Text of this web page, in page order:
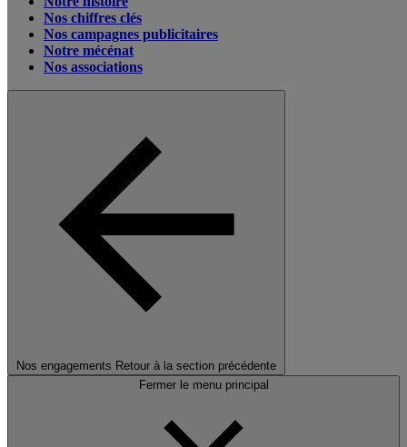
Nos chiffres clés
Nos campagnes publicitaires
Notre mécénat
Nos associations
Nos engagements Retour à la section précédente
Fermer le menu principal